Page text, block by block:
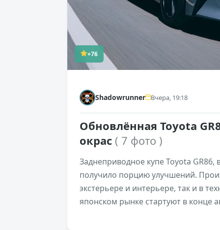
+76
Shadowrunner Вчера, 19:18
Обновлённая Toyota
окрас ( 7 фото )
Заднеприводное купе Toyota
получило порцию улучшений.
экстерьере и интерьере, так и в
японском рынке стартуют в конце